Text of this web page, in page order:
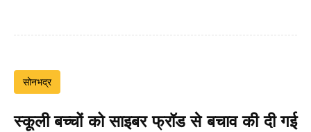
सोनभद्र
स्कूली बच्चों को साइबर फ्रॉड से बचाव की दी गई